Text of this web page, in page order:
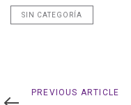
SIN CATEGORÍA
Previous
PREVIOUS ARTICLE